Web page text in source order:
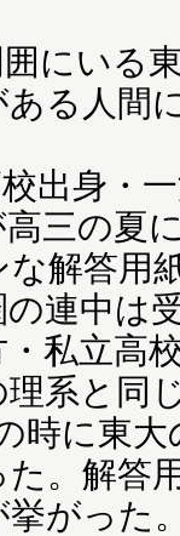
にいる
ある人
出身・
三の夏
解答用
連中は
私立高
系と同
時に東
。解答
挙がった